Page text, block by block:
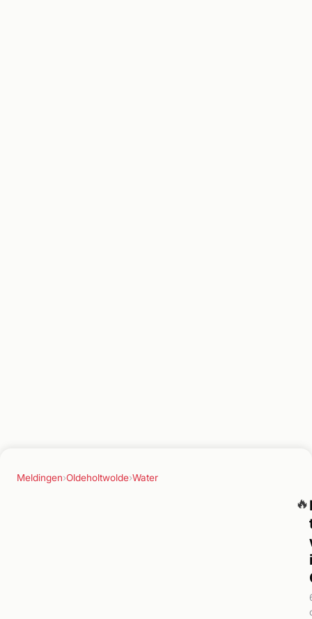
Meldingen›Oldeholtwolde›Water
🔥